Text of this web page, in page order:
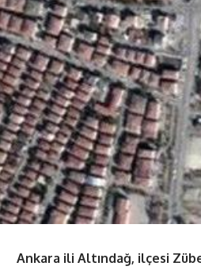
Ankara ili Altındağ, ilçesi